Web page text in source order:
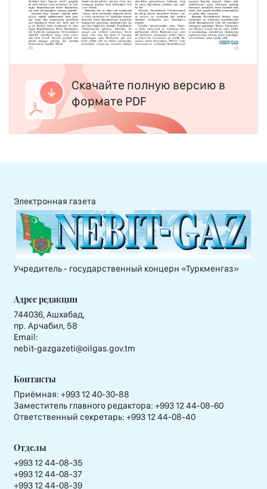
Скачайте полную версию в
формате PDF
Электронная газета
Учредитель - государственный концерн «Туркменгаз»
Адрес редакции
744036, Ашхабад,
пр. Арчабил, 58
Email:
nebit-gazgazeti@oilgas.gov.tm
Контакты
Приёмная: +993 12 40-30-88
Заместитель главного редактора: +993 12 44-08-60
Ответственный секретарь: +993 12 44-08-40
Отделы
+993 12 44-08-35
+993 12 44-08-37
+993 12 44-08-39